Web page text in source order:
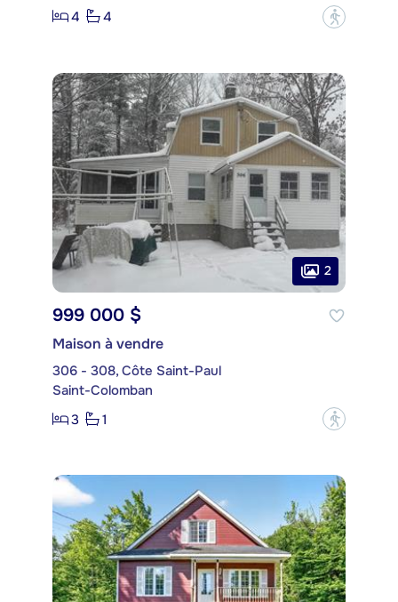
4
4 ?
2
999 000 $
Maison à vendre
306 - 308, Côte Saint-Paul
Saint-Colomban
3
1 ?